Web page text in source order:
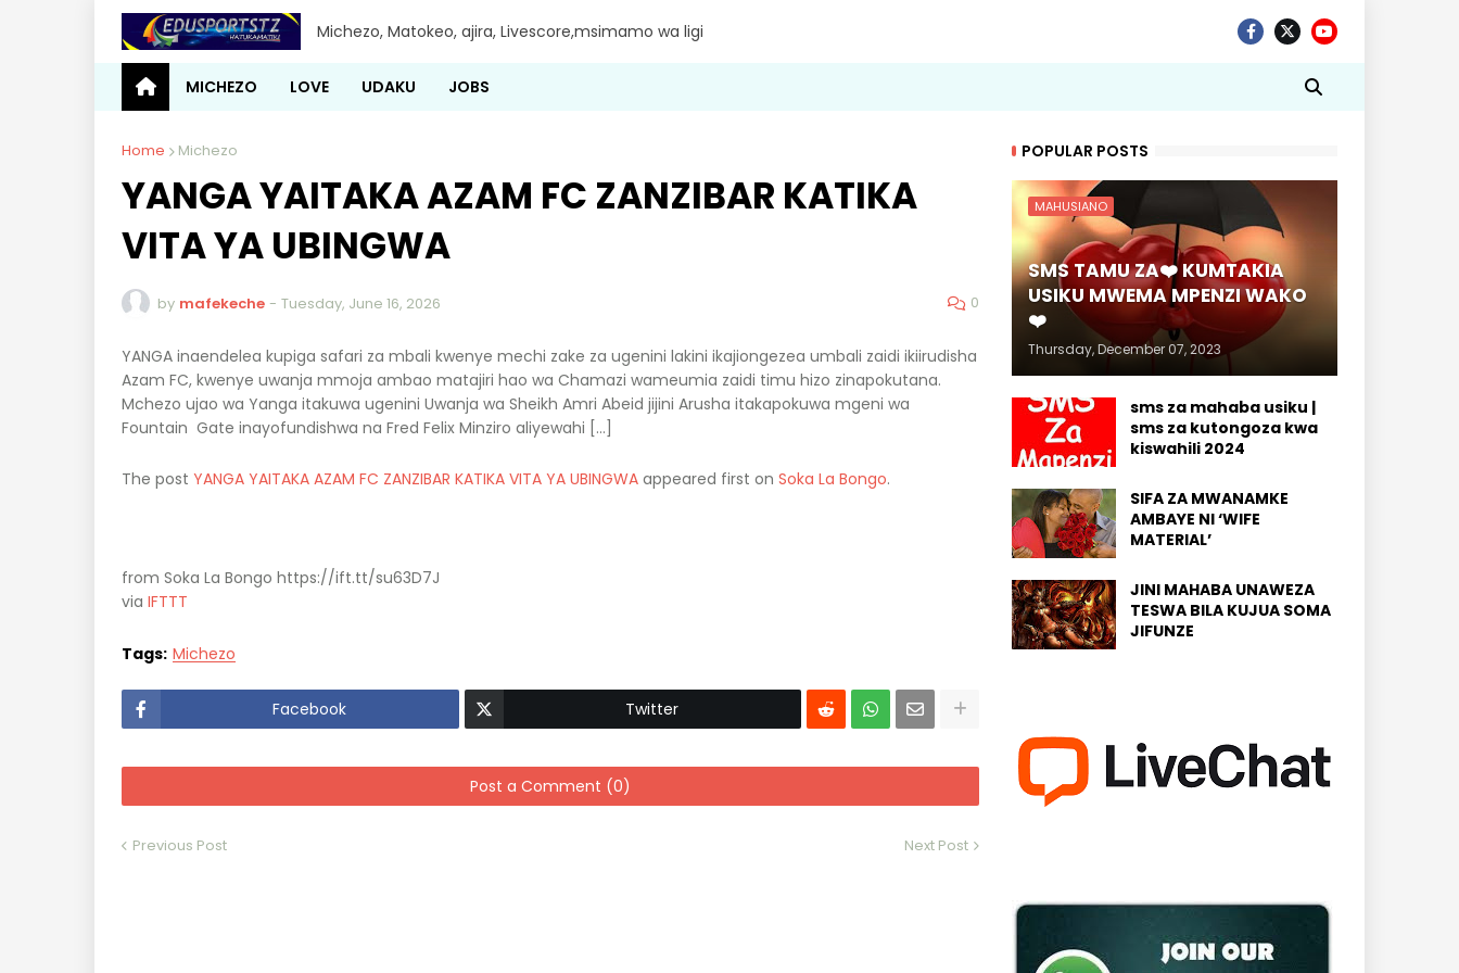
Michezo, Matokeo, ajira, Livescore,msimamo wa ligi
MICHEZO LOVE UDAKU JOBS
Home Michezo
YANGA YAITAKA AZAM FC ZANZIBAR KATIKA
VITA YA UBINGWA
by mafekeche - Tuesday, June 16, 2026 0
YANGA inaendelea kupiga safari za mbali kwenye mechi zake za ugenini lakini ikajiongezea umbali zaidi ikiirudisha
Azam FC, kwenye uwanja mmoja ambao matajiri hao wa Chamazi wameumia zaidi timu hizo zinapokutana.
Mchezo ujao wa Yanga itakuwa ugenini Uwanja wa Sheikh Amri Abeid jijini Arusha itakapokuwa mgeni wa
Fountain Gate inayofundishwa na Fred Felix Minziro aliyewahi […]
The post YANGA YAITAKA AZAM FC ZANZIBAR KATIKA VITA YA UBINGWA appeared first on Soka La Bongo.
from Soka La Bongo https://ift.tt/su63D7J
via IFTTT
Tags: Michezo
Facebook Twitter
Post a Comment (0)
Previous Post Next Post
POPULAR POSTS
MAHUSIANO
SMS TAMU ZA❤️ KUMTAKIA
USIKU MWEMA MPENZI WAKO
❤️
Thursday, December 07, 2023
sms za mahaba usiku |
sms za kutongoza kwa
kiswahili 2024
SIFA ZA MWANAMKE
AMBAYE NI ‘WIFE
MATERIAL’
JINI MAHABA UNAWEZA
TESWA BILA KUJUA SOMA
JIFUNZE